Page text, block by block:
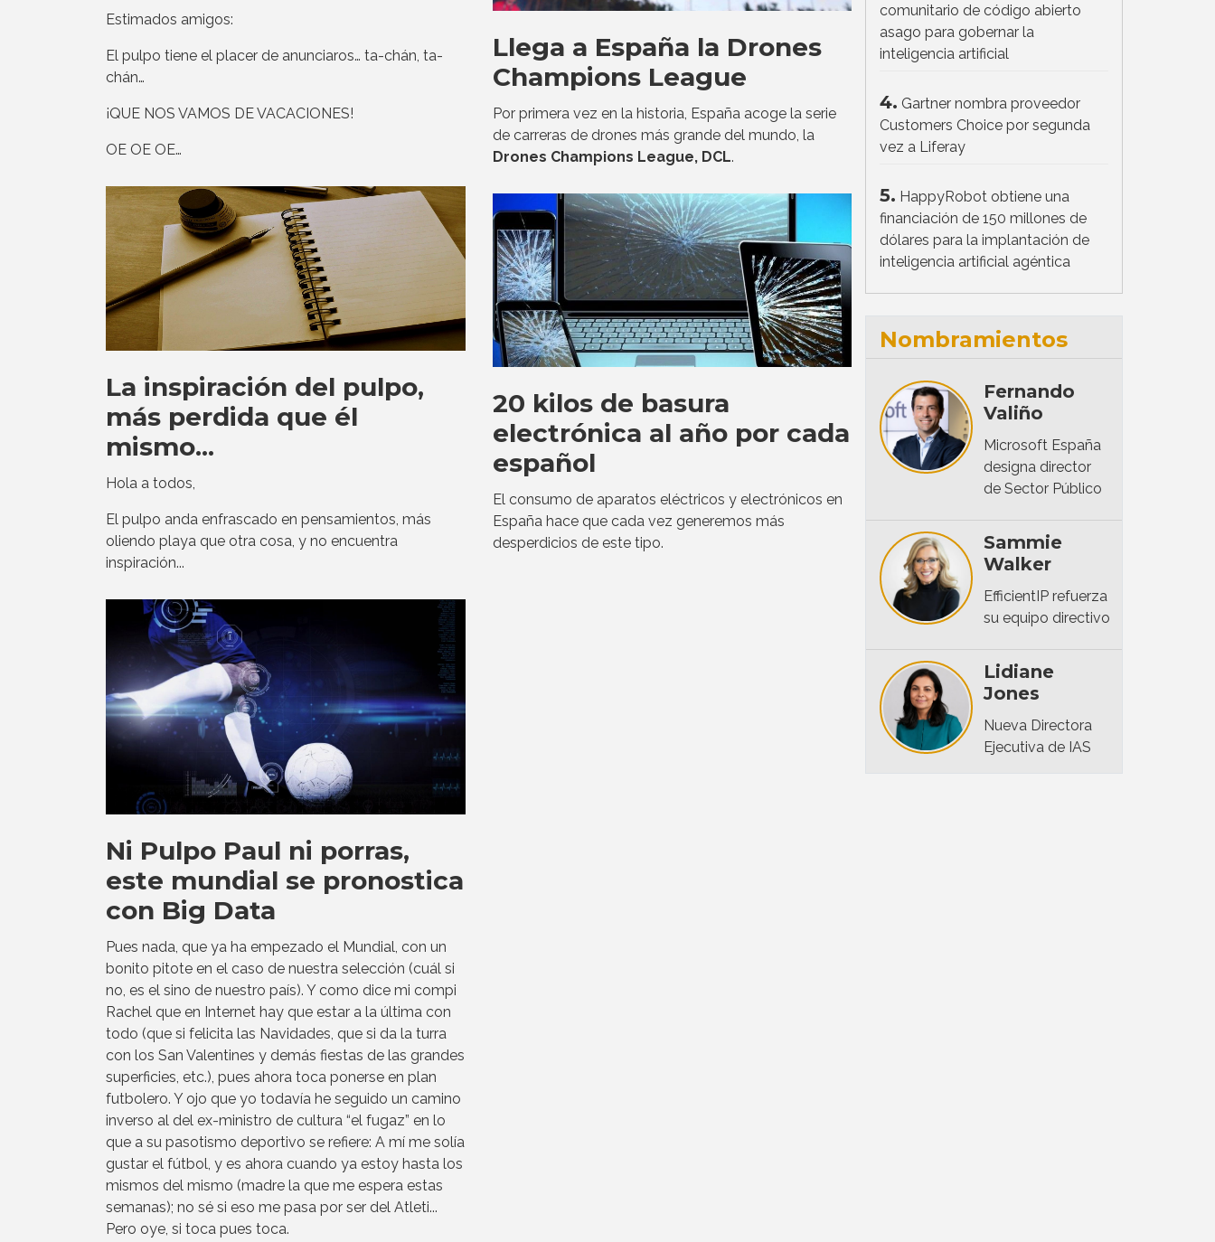
Estimados amigos:
El pulpo tiene el placer de anunciaros… ta-chán, ta-
chán…
¡QUE NOS VAMOS DE VACACIONES!
OE OE OE…
La inspiración del pulpo,
más perdida que él
mismo...
Hola a todos,
El pulpo anda enfrascado en pensamientos, más
oliendo playa que otra cosa, y no encuentra
inspiración...
Ni Pulpo Paul ni porras,
este mundial se pronostica
con Big Data
Pues nada, que ya ha empezado el Mundial, con un
bonito pitote en el caso de nuestra selección (cuál si
no, es el sino de nuestro país). Y como dice mi compi
Rachel que en Internet hay que estar a la última con
todo (que si felicita las Navidades, que si da la turra
con los San Valentines y demás fiestas de las grandes
superficies, etc.), pues ahora toca ponerse en plan
futbolero. Y ojo que yo todavía he seguido un camino
inverso al del ex-ministro de cultura “el fugaz” en lo
que a su pasotismo deportivo se refiere: A mí me solía
gustar el fútbol, y es ahora cuando ya estoy hasta los
mismos del mismo (madre la que me espera estas
semanas); no sé si eso me pasa por ser del Atleti...
Pero oye, si toca pues toca.
Llega a España la Drones
Champions League
Por primera vez en la historia, España acoge la serie
de carreras de drones más grande del mundo, la
Drones Champions League, DCL.
20 kilos de basura
electrónica al año por cada
español
El consumo de aparatos eléctricos y electrónicos en
España hace que cada vez generemos más
desperdicios de este tipo.
comunitario de código abierto
asago para gobernar la
inteligencia artificial
4. Gartner nombra proveedor
Customers Choice por segunda
vez a Liferay
5. HappyRobot obtiene una
financiación de 150 millones de
dólares para la implantación de
inteligencia artificial agéntica
Nombramientos
Fernando
Valiño
Microsoft España
designa director
de Sector Público
Sammie
Walker
EfficientIP refuerza
su equipo directivo
Lidiane
Jones
Nueva Directora
Ejecutiva de IAS